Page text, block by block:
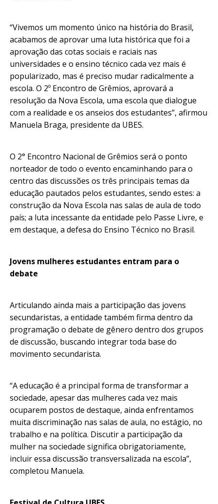
“Vivemos um momento único na história do Brasil,
acabamos de aprovar uma luta histórica que foi a
aprovação das cotas sociais e raciais nas
universidades e o ensino técnico cada vez mais é
popularizado, mas é preciso mudar radicalmente a
escola. O 2º Encontro de Grêmios, aprovará a
resolução da Nova Escola, uma escola que dialogue
com a realidade e os anseios dos estudantes”, afirmou
Manuela Braga, presidente da UBES.
O 2° Encontro Nacional de Grêmios será o ponto
norteador de todo o evento encaminhando para o
centro das discussões os três principais temas da
educação pautados pelos estudantes, sendo estes: a
construção da Nova Escola nas salas de aula de todo
país; a luta incessante da entidade pelo Passe Livre, e
em destaque, a defesa do Ensino Técnico no Brasil.
Jovens mulheres estudantes entram para o
debate
Articulando ainda mais a participação das jovens
secundaristas, a entidade também firma dentro da
programação o debate de gênero dentro dos grupos
de discussão, buscando integrar toda base do
movimento secundarista.
“A educação é a principal forma de transformar a
sociedade, apesar das mulheres cada vez mais
ocuparem postos de destaque, ainda enfrentamos
muita discriminação nas salas de aula, no estágio, no
trabalho e na política. Discutir a participação da
mulher na sociedade significa obrigatoriamente,
incluir essa discussão transversalizada na escola”,
completou Manuela.